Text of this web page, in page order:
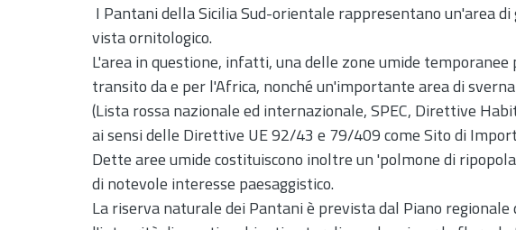
I Pantani della Sicilia Sud-orientale rappresentano un'area
vista ornitologico.
L'area in questione, infatti, una delle zone umide
transito da e per l'Africa, nonché un'importante area di
(Lista rossa nazionale ed internazionale, SPEC, Direttive
ai sensi delle Direttive UE 92/43 e 79/409 come Sito di
Dette aree umide costituiscono inoltre un 'polmone di
di notevole interesse paesaggistico.
La riserva naturale dei Pantani è prevista dal Piano